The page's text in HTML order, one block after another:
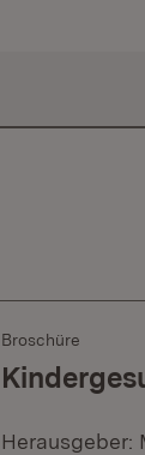
Broschüre
Herausgeber: